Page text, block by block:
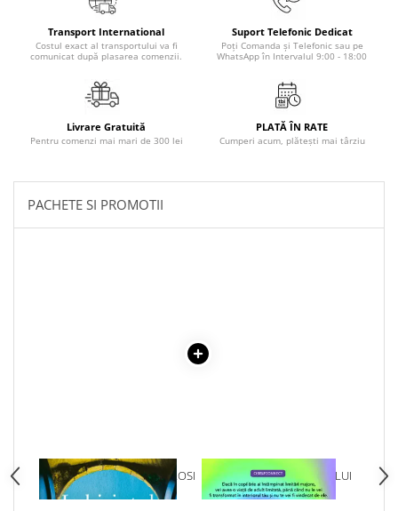
Transport International
Costul exact al transportului va fi
comunicat după plasarea comenzii.
Suport Telefonic Dedicat
Poți Comanda și Telefonic sau pe
WhatsApp în Intervalul 9:00 - 18:00
Livrare Gratuită
Pentru comenzi mai mari de 300 lei
PLATĂ ÎN RATE
Cumperi acum, plătești mai târziu
PACHETE SI PROMOTII
1 x LABIRINTUL DE CHIPAROSI
1 x VINDECAREA COPILULUI
INTERIOR